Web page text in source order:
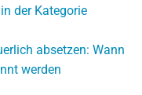
der Kategorie
absetzen: Wann
werden